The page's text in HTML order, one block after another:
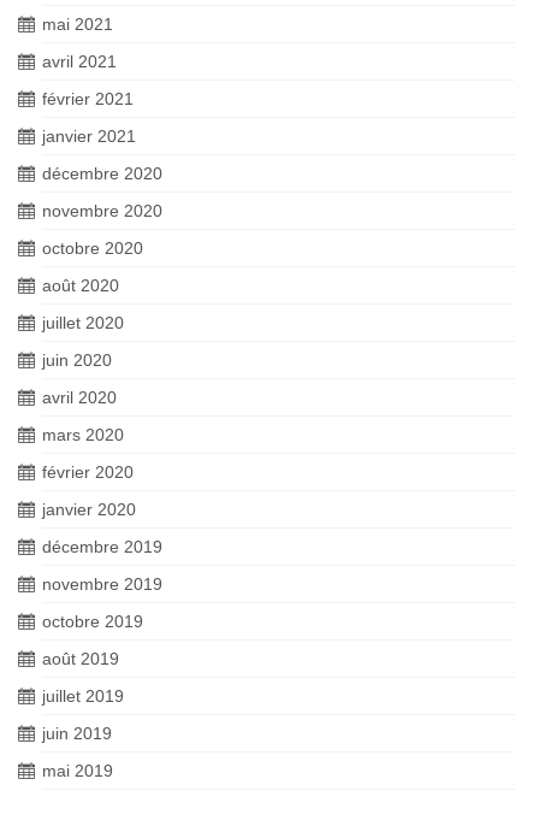
mai 2021
avril 2021
février 2021
janvier 2021
décembre 2020
novembre 2020
octobre 2020
août 2020
juillet 2020
juin 2020
avril 2020
mars 2020
février 2020
janvier 2020
décembre 2019
novembre 2019
octobre 2019
août 2019
juillet 2019
juin 2019
mai 2019